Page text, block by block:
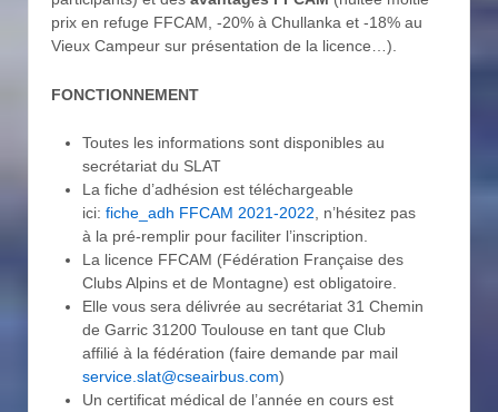
prix en refuge FFCAM, -20% à Chullanka et -18% au
Vieux Campeur sur présentation de la licence…).
FONCTIONNEMENT
Toutes les informations sont disponibles au
secrétariat du SLAT
La fiche d’adhésion est téléchargeable
ici: fiche_adh FFCAM 2021-2022 , n’hésitez pas
à la pré-remplir pour faciliter l’inscription.
La licence FFCAM (Fédération Française des
Clubs Alpins et de Montagne) est obligatoire.
Elle vous sera délivrée au secrétariat 31 Chemin
de Garric 31200 Toulouse en tant que Club
affilié à la fédération (faire demande par mail
service.slat@cseairbus.com)
Un certificat médical de l’année en cours est